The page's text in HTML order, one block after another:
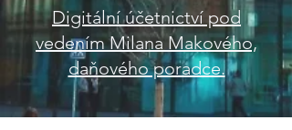
Digitální účetnictví pod
vedením Milana Makového,
daňového poradce.